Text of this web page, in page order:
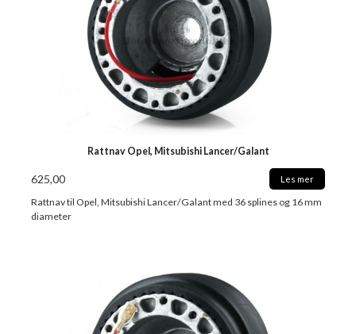
Rattnav Opel, Mitsubishi Lancer/Galant
625,00 Les mer
Rattnav til Opel, Mitsubishi Lancer/Galant med 36 splines og 16 mm
diameter